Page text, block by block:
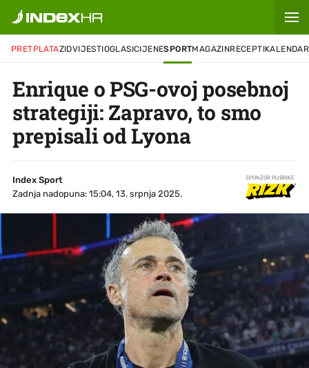
PRETPLATAZIDVIJESTIOGLASICIJENESPORTMAGAZINRECEPTIKALENDAR
Enrique o PSG-ovoj posebnoj
strategiji: Zapravo, to smo
prepisali od Lyona
Index Sport
Zadnja nadopuna: 15:04, 13. srpnja 2025.
SPONZOR RUBRIKE